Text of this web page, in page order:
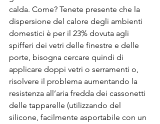
calda. Come? Tenete presente che la
dispersione del calore degli ambienti
domestici è per il 23% dovuta agli
spifferi dei vetri delle finestre e delle
porte, bisogna cercare quindi di
applicare doppi vetri o serramenti o,
risolvere il problema aumentando la
resistenza all’aria fredda dei cassonetti
delle tapparelle (utilizzando del
silicone, facilmente asportabile con un